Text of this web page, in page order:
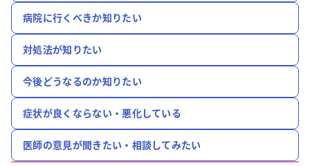
病院に行くべきか知りたい
対処法が知りたい
今後どうなるのか知りたい
症状が良くならない・悪化している
医師の意見が聞きたい・相談してみたい